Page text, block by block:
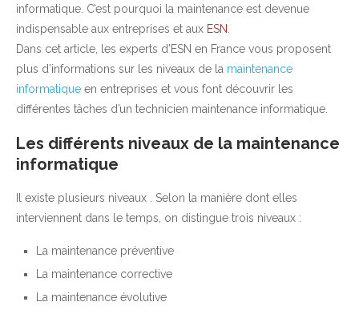
informatique. C’est pourquoi la maintenance est devenue
indispensable aux entreprises et aux ESN
Dans cet article, les experts d’ESN en France vous proposent
plus d’informations sur les niveaux de la maintenance
informatique en entreprises et vous font découvrir les
différentes tâches d’un technicien maintenance informatique.
Les différents niveaux de la maintenance
informatique
Il existe plusieurs niveaux . Selon la manière dont elles
interviennent dans le temps, on distingue trois niveaux :
La maintenance préventive
La maintenance corrective
La maintenance évolutive